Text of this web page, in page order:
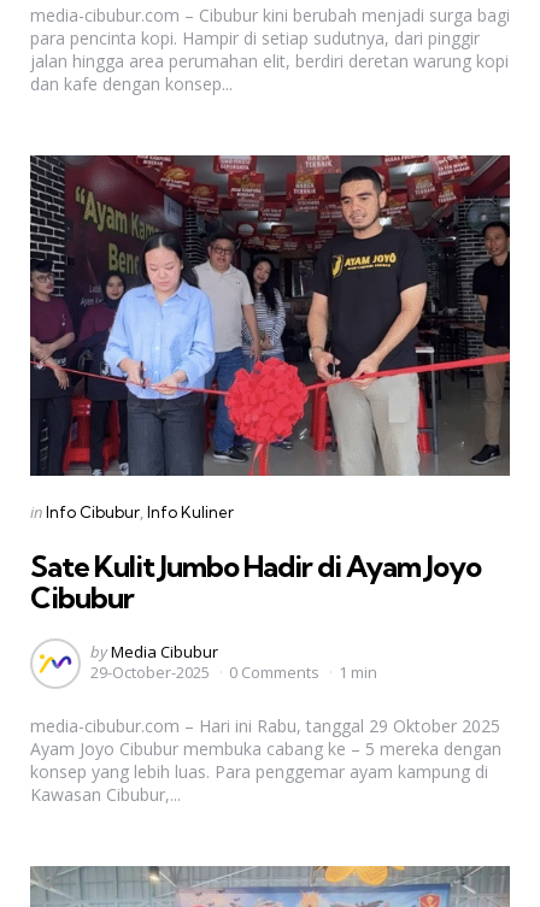
media-cibubur.com – Cibubur kini berubah menjadi surga bagi
para pencinta kopi. Hampir di setiap sudutnya, dari pinggir
jalan hingga area perumahan elit, berdiri deretan warung kopi
dan kafe dengan konsep...
Categories
Posted
inInfo Cibubur Info Kuliner
Sate Kulit Jumbo Hadir di Ayam Joyo
Cibubur
Posted
by
byMedia Cibubur
29-October-2025
0 Comments 1 min
media-cibubur.com – Hari ini Rabu, tanggal 29 Oktober 2025
Ayam Joyo Cibubur membuka cabang ke – 5 mereka dengan
konsep yang lebih luas. Para penggemar ayam kampung di
Kawasan Cibubur,...